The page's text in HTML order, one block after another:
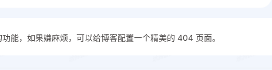
能，如果嫌麻烦，可以给博客配置一个精美的 404 页面。